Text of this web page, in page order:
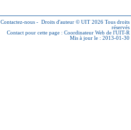
Contactez-nous - Droits d'auteur © UIT 2026 Tous droits
réservés
Contact pour cette page : Coordinateur Web de l'UIT-R
Mis à jour le : 2013-01-30